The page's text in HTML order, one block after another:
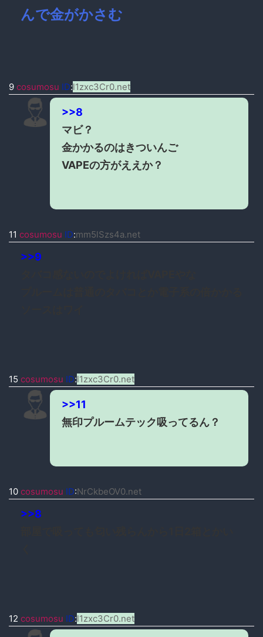
んで金がかさむ
9 cosumosu ID:l1zxc3Cr0.net
>>8
マビ？
金かかるのはきついんご
VAPEの方がええか？
11 cosumosu ID:mm5lSzs4a.net
>>9
15 cosumosu ID:l1zxc3Cr0.net
>>11
無印プルームテック吸ってるん？
10 cosumosu ID:NrCkbeOV0.net
>>8
12 cosumosu ID:l1zxc3Cr0.net